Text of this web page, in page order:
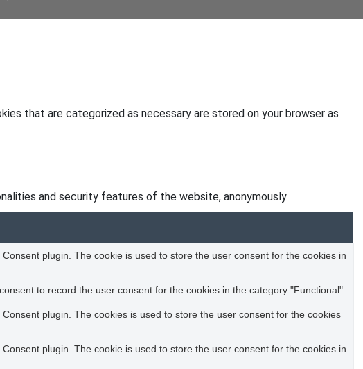
that are categorized as necessary are stored on your browser as
and security features of the website, anonymously.
plugin. The cookie is used to store the user consent for the cookies in
to record the user consent for the cookies in the category "Functional".
plugin. The cookies is used to store the user consent for the cookies
plugin. The cookie is used to store the user consent for the cookies in